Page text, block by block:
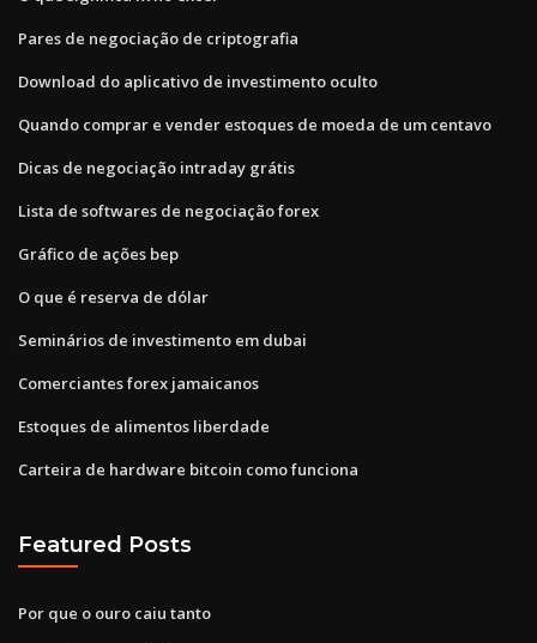
Pares de negociação de criptografia
Download do aplicativo de investimento oculto
Quando comprar e vender estoques de moeda de um centavo
Dicas de negociação intraday grátis
Lista de softwares de negociação forex
Gráfico de ações bep
O que é reserva de dólar
Seminários de investimento em dubai
Comerciantes forex jamaicanos
Estoques de alimentos liberdade
Carteira de hardware bitcoin como funciona
Featured Posts
Por que o ouro caiu tanto